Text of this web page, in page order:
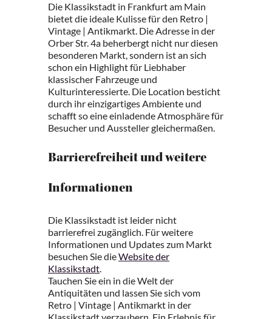
Die Klassikstadt in Frankfurt am Main
bietet die ideale Kulisse für den Retro |
Vintage | Antikmarkt. Die Adresse in der
Orber Str. 4a beherbergt nicht nur diesen
besonderen Markt, sondern ist an sich
schon ein Highlight für Liebhaber
klassischer Fahrzeuge und
Kulturinteressierte. Die Location besticht
durch ihr einzigartiges Ambiente und
schafft so eine einladende Atmosphäre für
Besucher und Aussteller gleichermaßen.
Barrierefreiheit und weitere
Informationen
Die Klassikstadt ist leider nicht
barrierefrei zugänglich. Für weitere
Informationen und Updates zum Markt
besuchen Sie dieWebsite der
Klassikstadt.
Tauchen Sie ein in die Welt der
Antiquitäten und lassen Sie sich vom
Retro | Vintage | Antikmarkt in der